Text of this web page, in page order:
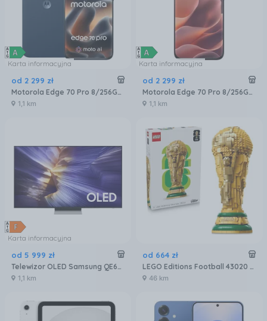
Karta informacyjna
od 2 299 zł
Motorola Edge 70 Pro 8/256GB Granatowy
1,1 km
Karta informacyjna
od 2 299 zł
Motorola Edge 70 Pro 8/256GB Bordowy
1,1 km
Karta informacyjna
od 5 999 zł
Telewizor OLED Samsung QE65S90FATXXH 65 cali 4K UHD
1,1 km
od 664 zł
LEGO Editions Football 43020 Oficjalny Puchar Świata FIFA
46 km